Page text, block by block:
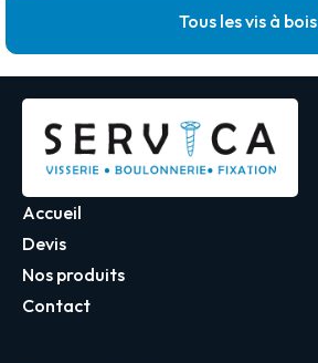
Tous les vis à bois
Accueil
Devis
Nos produits
Contact